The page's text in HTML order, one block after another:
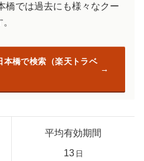
橋では過去にも様々なクー
本橋で検索（楽天トラベ
平均有効期間
13 日